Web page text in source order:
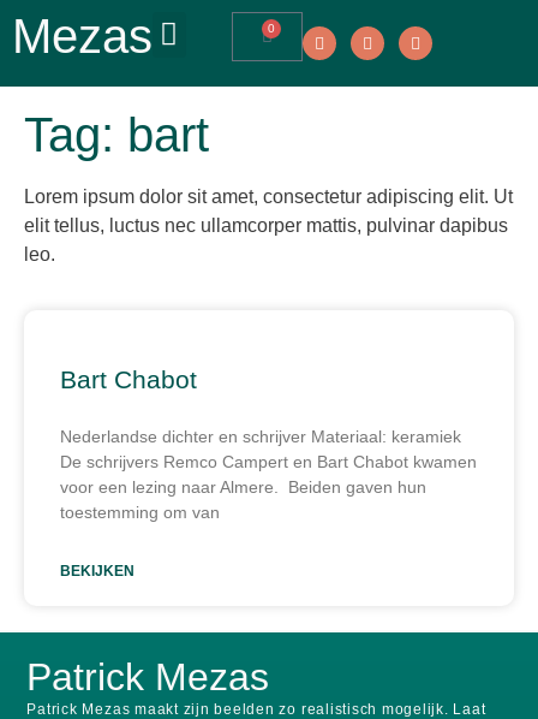
Mezas 0
Tag: bart
Lorem ipsum dolor sit amet, consectetur adipiscing elit. Ut
elit tellus, luctus nec ullamcorper mattis, pulvinar dapibus
leo.
Bart Chabot
Nederlandse dichter en schrijver Materiaal: keramiek
De schrijvers Remco Campert en Bart Chabot kwamen
voor een lezing naar Almere. Beiden gaven hun
toestemming om van
BEKIJKEN
Patrick Mezas
Patrick Mezas maakt zijn beelden zo realistisch mogelijk. Laat